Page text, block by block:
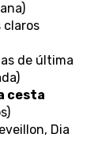
de última
cesta
Dia